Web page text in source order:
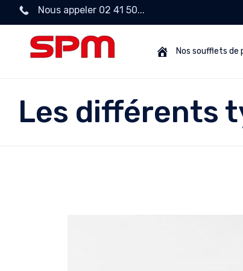
Nous appeler 02 41 50...
Nos soufflets
Les différents